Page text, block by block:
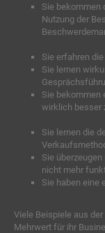
Sie bekommen
Nutzung der
Sie erfahren
Sie lernen
Sie bekommen
wirklich besser
Sie lernen die
Sie
nicht mehr
Sie haben eine
Viele Beispiele aus
Mehrwert für ihr